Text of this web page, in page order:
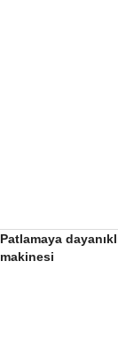
Patlamaya
makinesi